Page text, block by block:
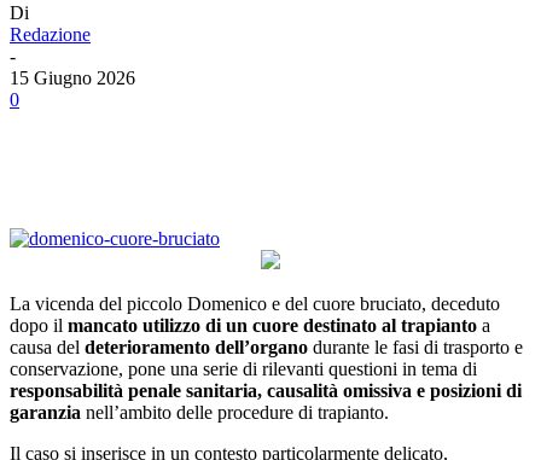
Di
Redazione
-
15 Giugno 2026
0
La vicenda del piccolo Domenico e del cuore bruciato, deceduto
dopo il mancato utilizzo di un cuore destinato al trapianto a
causa del deterioramento dell’organo durante le fasi di trasporto e
conservazione, pone una serie di rilevanti questioni in tema di
responsabilità penale sanitaria, causalità omissiva e posizioni di
garanzia nell’ambito delle procedure di trapianto.
Il caso si inserisce in un contesto particolarmente delicato,